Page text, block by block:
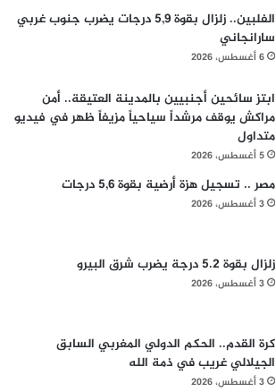
الفلبين.. زلزال بقوة 5,9 درجات يضرب جنوب غربي
سارانجاني
6 أغسطس، 2026
ابتز سائحين أجنبيين بالمدينة العتيقة.. أمن
مراكش يوقف مرشداً سياحياً مزيفاً ظهر في فيديو
متداول
5 أغسطس، 2026
مصر .. تسجيل هزة أرضية بقوة 5,6 درجات
3 أغسطس، 2026
زلزال بقوة 5.2 درجة يضرب شرق البيرو
3 أغسطس، 2026
كرة القدم.. الحكم الدولي المغربي السابق
الجيلالي غريب في ذمة الله
3 أغسطس، 2026